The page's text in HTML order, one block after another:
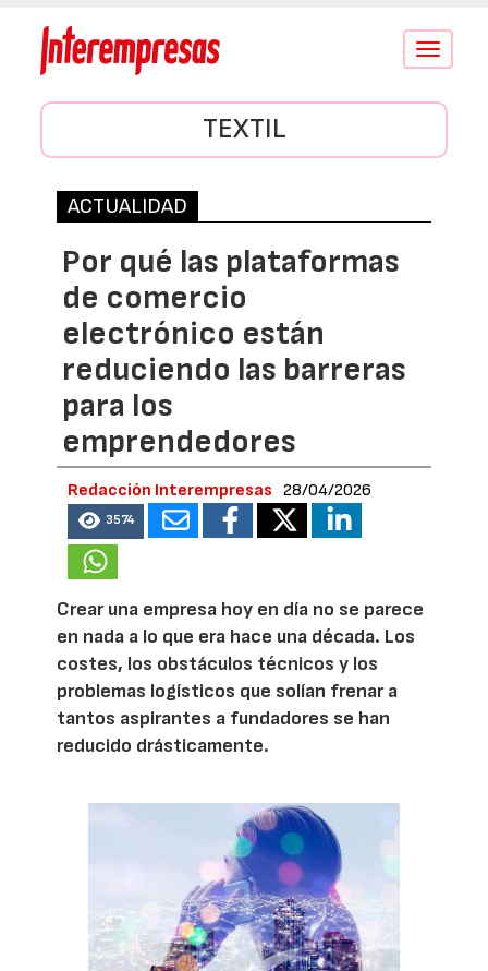
Conmutar
TEXTIL
ACTUALIDAD
Por qué las plataformas
de comercio
electrónico están
reduciendo las barreras
para los
emprendedores
Redacción Interempresas 28/04/2026
3574
Crear una empresa hoy en día no se parece
en nada a lo que era hace una década. Los
costes, los obstáculos técnicos y los
problemas logísticos que solían frenar a
tantos aspirantes a fundadores se han
reducido drásticamente.